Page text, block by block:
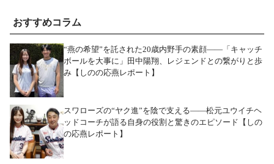
おすすめコラム
“燕の希望”を託された20歳内野手の素顔――「キャッチ
ボールを大事に」田中陽翔、レジェンドとの繋がりと歩
み【しのの応燕レポート】
スワローズの“ヤク進”を陰で支える――松元ユウイチヘ
ッドコーチが語る自身の役割と驚きのエピソード【しの
の応燕レポート】